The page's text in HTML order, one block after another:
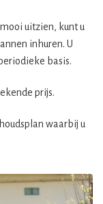
uitzien, kunt u
inhuren. U
basis.
prijs.
waarbij u